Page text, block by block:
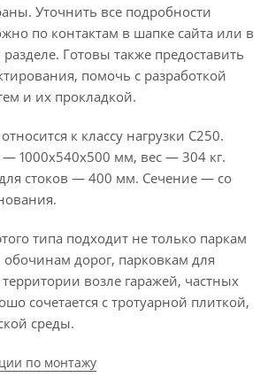
Уточнить все подробности
по контактам в шапке сайта или в
Готовы также предоставить
помочь с разработкой
и их прокладкой.
к классу нагрузки С250.
1000х540х500 мм, вес — 304 кг.
стоков — 400 мм. Сечение — со
типа подходит не только паркам
дорог, парковкам для
возле гаражей, частных
сочетается с тротуарной плиткой,
среды.
по монтажу